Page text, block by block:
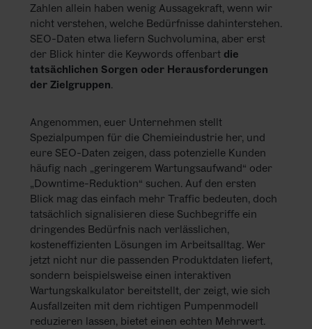
Zahlen allein haben wenig Aussagekraft, wenn wir
nicht verstehen, welche Bedürfnisse dahinterstehen.
SEO-Daten etwa liefern Suchvolumina, aber erst
der Blick hinter die Keywords offenbart die
tatsächlichen Sorgen oder Herausforderungen
der Zielgruppen.
Angenommen, euer Unternehmen stellt
Spezialpumpen für die Chemieindustrie her, und
eure SEO-Daten zeigen, dass potenzielle Kunden
häufig nach „geringerem Wartungsaufwand“ oder
„Downtime-Reduktion“ suchen. Auf den ersten
Blick mag das einfach mehr Traffic bedeuten, doch
tatsächlich signalisieren diese Suchbegriffe ein
dringendes Bedürfnis nach verlässlichen,
kosteneffizienten Lösungen im Arbeitsalltag. Wer
jetzt nicht nur die passenden Produktdaten liefert,
sondern beispielsweise einen interaktiven
Wartungskalkulator bereitstellt, der zeigt, wie sich
Ausfallzeiten mit dem richtigen Pumpenmodell
reduzieren lassen, bietet einen echten Mehrwert.